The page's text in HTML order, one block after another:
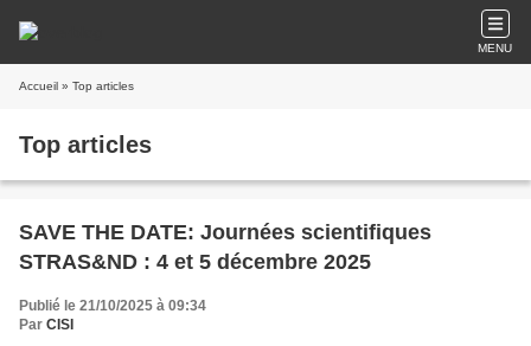
MENU
Accueil » Top articles
Top articles
SAVE THE DATE: Journées scientifiques
STRAS&ND : 4 et 5 décembre 2025
Publié le 21/10/2025 à 09:34
Par CISI